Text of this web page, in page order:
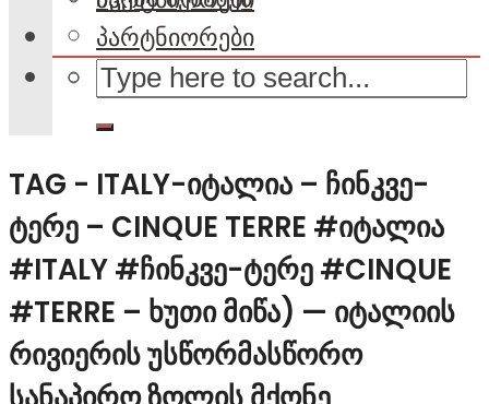
პარტნიორები
TAG - ITALY-ᲘᲢᲐᲚᲘᲐ – ᲩᲘᲜᲙᲕᲔ-
ᲢᲔᲠᲔ – CINQUE TERRE #ᲘᲢᲐᲚᲘᲐ
#ITALY #ᲩᲘᲜᲙᲕᲔ-ᲢᲔᲠᲔ #CINQUE
#TERRE – ᲮᲣᲗᲘ ᲛᲘᲬᲐ) — ᲘᲢᲐᲚᲘᲘᲡ
ᲠᲘᲕᲘᲔᲠᲘᲡ ᲣᲡᲬᲝᲠᲛᲐᲡᲬᲝᲠᲝ